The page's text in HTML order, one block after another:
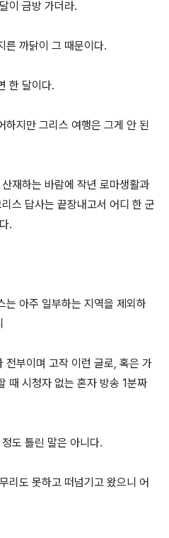
이 금방 가더라.
른 까닭이 그 때문이다.
한 달이다.
하지만 그리스 여행은 그게 안 된
재하는 바람에 작년 로마생활과
스 답사는 끝장내고서 어디 한 군
.
는 아주 일부하는 지역을 제외하
전부이며 고작 이런 글로, 혹은 가
때 시청자 없는 혼자 방송 1분짜
도 틀린 말은 아니다.
리도 못하고 떠넘기고 왔으니 어